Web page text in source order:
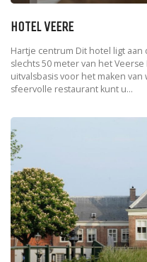
HOTEL VEERE
Hartje centrum Dit hotel ligt
slechts 50 meter van het
uitvalsbasis voor het maken
sfeervolle restaurant kunt u...